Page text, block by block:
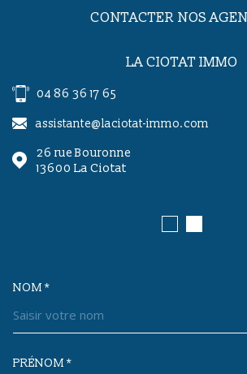
CONTACTER NOS
LA CIOTAT IMMO
04 86 36 17 65
assistante@laciotat-immo.com
26 rue Bouronne
13600
La Ciotat
NOM *
PRÉNOM *